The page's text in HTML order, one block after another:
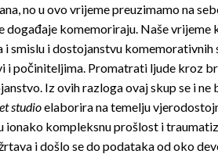
no u ovo vrijeme preuzimamo na
komemoriraju. Naše
i dostojanstvu
i počiniteljima. Promatrati ljude kroz
Iz ovih razloga ovaj skup se i
studioelaborira na temelju
kompleksnu prošlost i
i došlo se do podataka od oko